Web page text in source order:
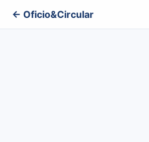
← Oficio&Circular